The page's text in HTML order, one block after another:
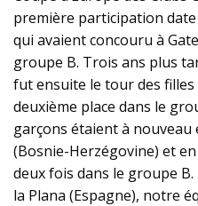
première participation date
qui avaient concouru à
groupe B. Trois ans plus
fut ensuite le tour des
deuxième place dans le
garçons étaient à nouveau
(Bosnie-Herzégovine) et
deux fois dans le groupe
la Plana (Espagne), notre